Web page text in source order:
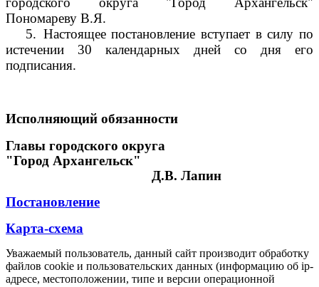
Пономареву В.Я.
5. Настоящее постановление вступает в силу по
истечении 30 календарных дней со дня его
подписания.
Исполняющий обязанности
Главы городского округа
"Город Архангельск"
Д.В. Лапин
Постановление
Карта-схема
Уважаемый пользователь, данный сайт производит обработку
файлов cookie и пользовательских данных (информацию об ip-
адресе, местоположении, типе и версии операционной